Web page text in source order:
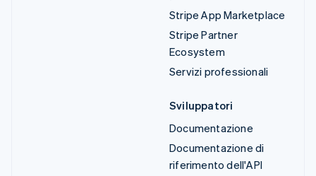
Stripe App Marketplace
Stripe Partner
Ecosystem
Servizi professionali
Sviluppatori
Documentazione
Documentazione di
riferimento dell'API